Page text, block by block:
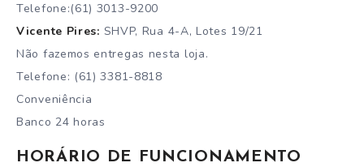
Telefone:(61) 3013-9200
Vicente Pires: SHVP, Rua 4-A, Lotes 19/21
Não fazemos entregas nesta loja.
Telefone: (61) 3381-8818
Conveniência
Banco 24 horas
HORÁRIO DE FUNCIONAMENTO